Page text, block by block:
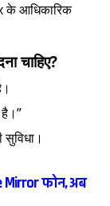
के आधिकारिक
चाहिए?
Mirror फोन, अब